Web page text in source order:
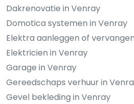
Dakrenovatie in Venray
Domotica systemen in Venray
Elektra aanleggen of
Elektricien in Venray
Garage in Venray
Gereedschaps verhuur in
Gevel bekleding in Venray